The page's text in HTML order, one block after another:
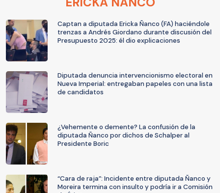
Captan a diputada Ericka Ñanco (FA) haciéndole
trenzas a Andrés Giordano durante discusión del
Presupuesto 2025: él dio explicaciones
Diputada denuncia intervencionismo electoral en
Nueva Imperial: entregaban papeles con una lista
de candidatos
¿Vehemente o demente? La confusión de la
diputada Ñanco por dichos de Schalper al
Presidente Boric
“Cara de raja”: Incidente entre diputada Ñanco y
Moreira termina con insulto y podría ir a Comisión